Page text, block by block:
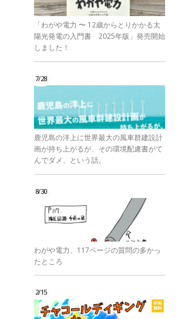
「わがや電力 〜 12歳からとりかかる太
陽光発電の入門書 2025年版」発売開始
しました！
7/28
鹿児島の洋上に世界最大の風車群建設計
画が持ち上がるが、その環境配慮書がて
んでダメ、という話。
8/30
わがや電力、117ページの質問の多かっ
たところ
2/15